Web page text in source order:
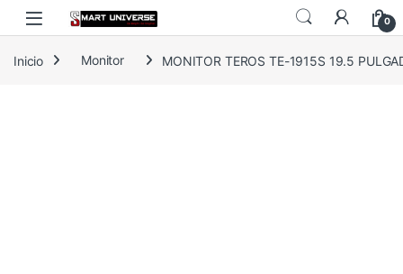
Skip to navigation
Skip to content
0
Inicio Monitor MONITOR TEROS TE-1915S 19.5